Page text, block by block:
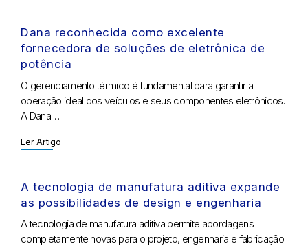
Dana reconhecida como excelente
fornecedora de soluções de eletrônica de
potência
O gerenciamento térmico é fundamental para garantir a
operação ideal dos veículos e seus componentes eletrônicos.
A Dana…
Ler Artigo
A tecnologia de manufatura aditiva expande
as possibilidades de design e engenharia
A tecnologia de manufatura aditiva permite abordagens
completamente novas para o projeto, engenharia e fabricação